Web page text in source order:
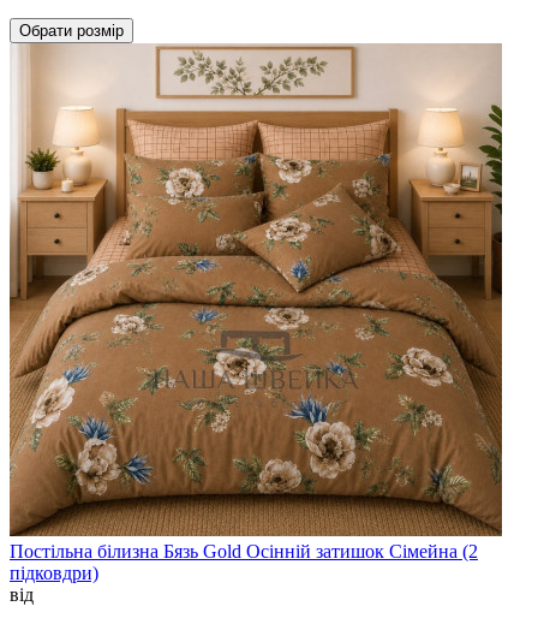
Обрати розмір
Постільна білизна Бязь Gold Осінній затишок Сімейна (2
підковдри)
від